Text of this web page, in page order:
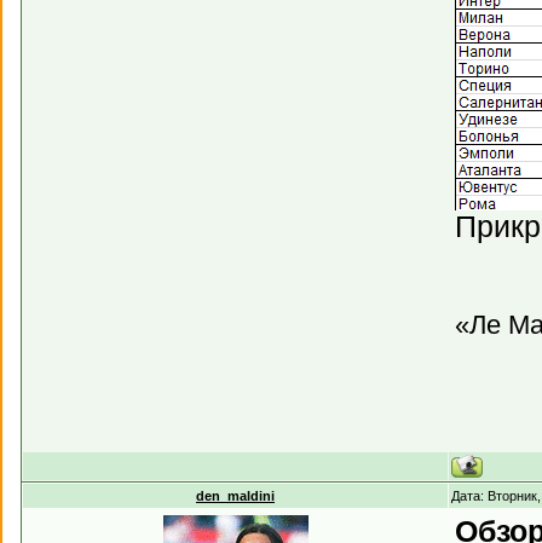
«Ле
den_maldini Дата: